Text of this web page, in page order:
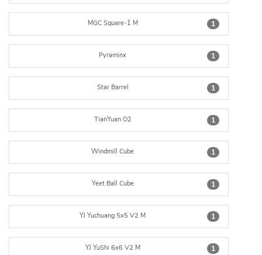
1
MGC Square-1 M
1
Pyraminx
1
Star Barrel
1
TianYuan O2
1
Windmill Cube
1
Yeet Ball Cube
1
YJ Yuchuang 5x5 V2 M
1
YJ YuShi 6x6 V2 M